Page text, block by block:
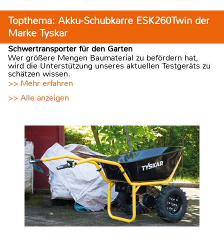
Topthema: Akku-Schubkarre ESK260Twin der
Marke Tyskar
Schwertransporter für den Garten
Wer größere Mengen Baumaterial zu befördern hat,
wird die Unterstützung unseres aktuellen Testgeräts zu
schätzen wissen.
>> Mehr erfahren
>> Alle anzeigen